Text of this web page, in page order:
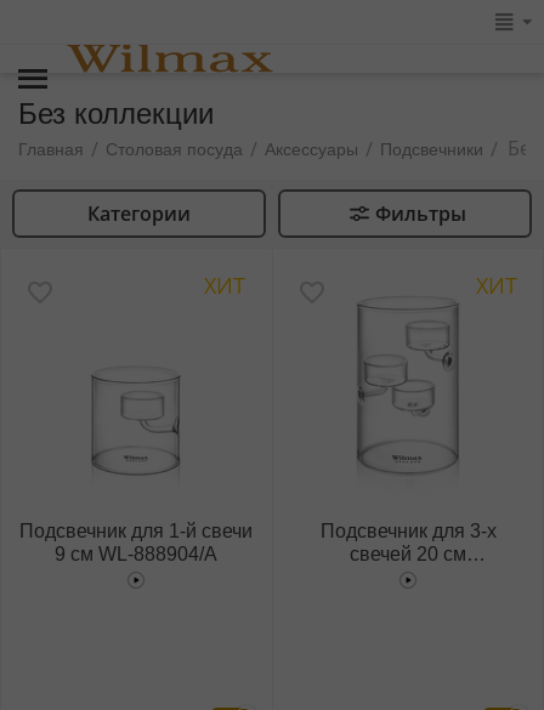
Без коллекции
Главная / Столовая посуда / Аксессуары / Подсвечники /
Категории Фильтры
ХИТ
Подсвечник для 1-й свечи
9 см WL‑888904/A
ХИТ
Подсвечник для 3-x
свечей 20 см
WL‑888906/A